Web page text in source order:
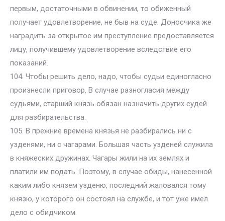
первым, достаточными в обвинении, то обиженный
получает удовлетворение, не быв на суде. Доносчика же
наградить за открытое им преступление предоставляется
лицу, получившему удовлетворение вследствие его
показаний.
104. Чтобы решить дело, надо, чтобы судьи единогласно
произнесли приговор. В случае разногласия между
судьями, старший князь обязан назначить других судей
для разбирательства.
105. В прежние времена князья не разбирались ни с
узденями, ни с чагарами. Большая часть узденей служила
в княжеских дружинах. Чагары жили на их землях и
платили им подать. Поэтому, в случае обиды, нанесенной
каким либо князем узденю, последний жаловался тому
князю, у которого он состоял на службе, и тот уже имел
дело с обидчиком.